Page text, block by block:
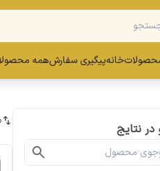
خانهپیگیری سفارشهمه
نتایج